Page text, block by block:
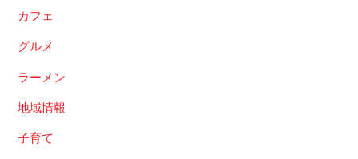
カフェ
グルメ
ラーメン
地域情報
子育て